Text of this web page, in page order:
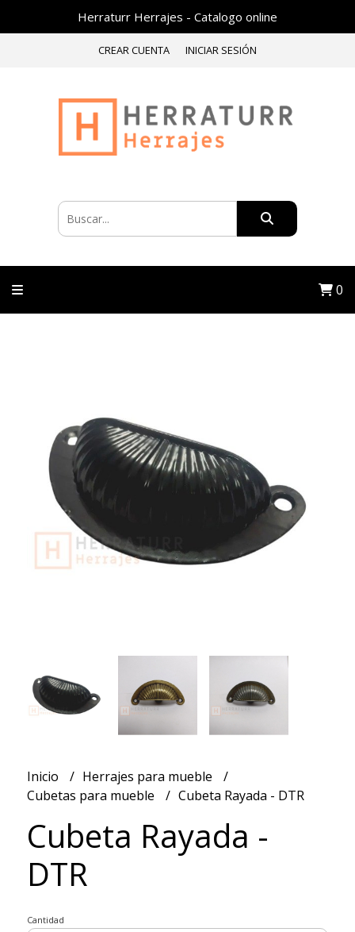
Herraturr Herrajes - Catalogo online
CREAR CUENTA INICIAR SESIÓN
0
Inicio
Herrajes para mueble
Cubetas para mueble
Cubeta Rayada - DTR
Cubeta Rayada -
DTR
Cantidad